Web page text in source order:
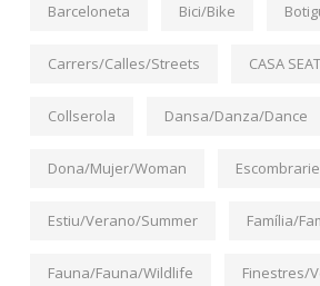
Barceloneta Bici/Bike
Carrers/Calles/Streets CASA SEAT
Collserola Dansa/Danza/Dance
Dona/Mujer/Woman
Estiu/Verano/Summer Família/
Fauna/Fauna/Wildlife Finestres/